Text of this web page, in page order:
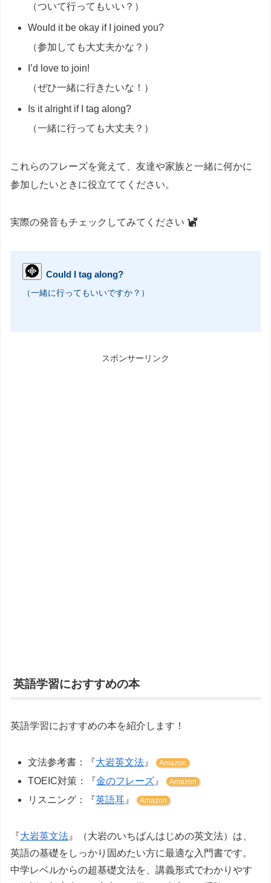
（ついて行ってもいい？）
Would it be okay if I joined you?
（参加しても大丈夫かな？）
I’d love to join!
（ぜひ一緒に行きたいな！）
Is it alright if I tag along?
（一緒に行っても大丈夫？）
これらのフレーズを覚えて、友達や家族と一緒に何かに
参加したいときに役立ててください。
実際の発音もチェックしてみてください
Could I tag along?
（一緒に行ってもいいですか？）
スポンサーリンク
英語学習におすすめの本
英語学習におすすめの本を紹介します！
文法参考書：『大岩英文法 』 Amazon
TOEIC対策：『金のフレーズ 』 Amazon
リスニング：『英語耳 』 Amazon
『大岩英文法 』（大岩のいちばんはじめの英文法）は、
英語の基礎をしっかり固めたい方に最適な入門書です。
中学レベルからの超基礎文法を、講義形式でわかりやす